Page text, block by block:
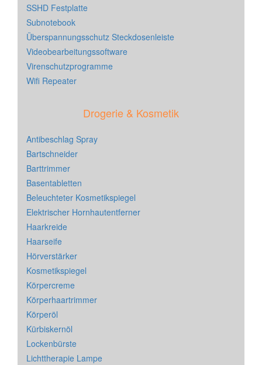
SSHD Festplatte
Subnotebook
Überspannungsschutz Steckdosenleiste
Videobearbeitungssoftware
Virenschutzprogramme
Wifi Repeater
Drogerie & Kosmetik
Antibeschlag Spray
Bartschneider
Barttrimmer
Basentabletten
Beleuchteter Kosmetikspiegel
Elektrischer Hornhautentferner
Haarkreide
Haarseife
Hörverstärker
Kosmetikspiegel
Körpercreme
Körperhaartrimmer
Körperöl
Kürbiskernöl
Lockenbürste
Lichttherapie Lampe